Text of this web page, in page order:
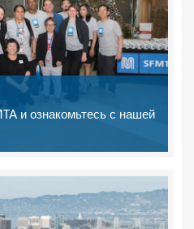
и ознакомьтесь с нашей